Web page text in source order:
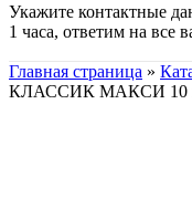
Укажите контактные
1 часа, ответим на
Главная страница »
КЛАССИК МАКСИ 10